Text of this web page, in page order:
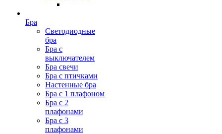
Бра
Светодиодные
бра
Бра с
выключателем
Бра свечи
Бра с птичками
Настенные бра
Бра с 1 плафоном
Бра с 2
плафонами
Бра с 3
плафонами